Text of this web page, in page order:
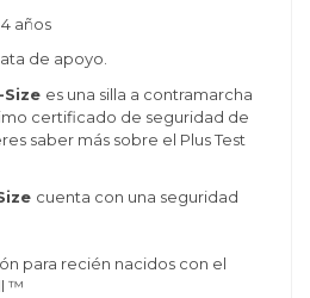
años
de apoyo.
es una silla a contramarcha
certificado de seguridad de
saber más sobre el Plus Test
cuenta con una seguridad
para recién nacidos con el
™